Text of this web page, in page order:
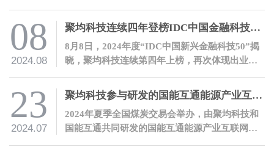
08
2024.08
聚均科技连续四年登榜IDC中国金融科技榜单
8月8日，2024年度“IDC中国新兴金融科技50”揭
晓，聚均科技连续第四年上榜，再次体现出业界
23
2024.07
聚均科技参与研发的国能互通能源产业互联网平台正式发布
2024年夏季全国煤炭交易会举办，由聚均科技和
国能互通共同研发的国能互通能源产业互联网平